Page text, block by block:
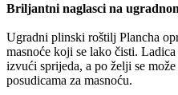
Briljantni naglasci na
Ugradni plinski roštilj Plancha
masnoće koji se lako čisti.
izvući sprijeda, a po želji se
posudicama za masnoću.